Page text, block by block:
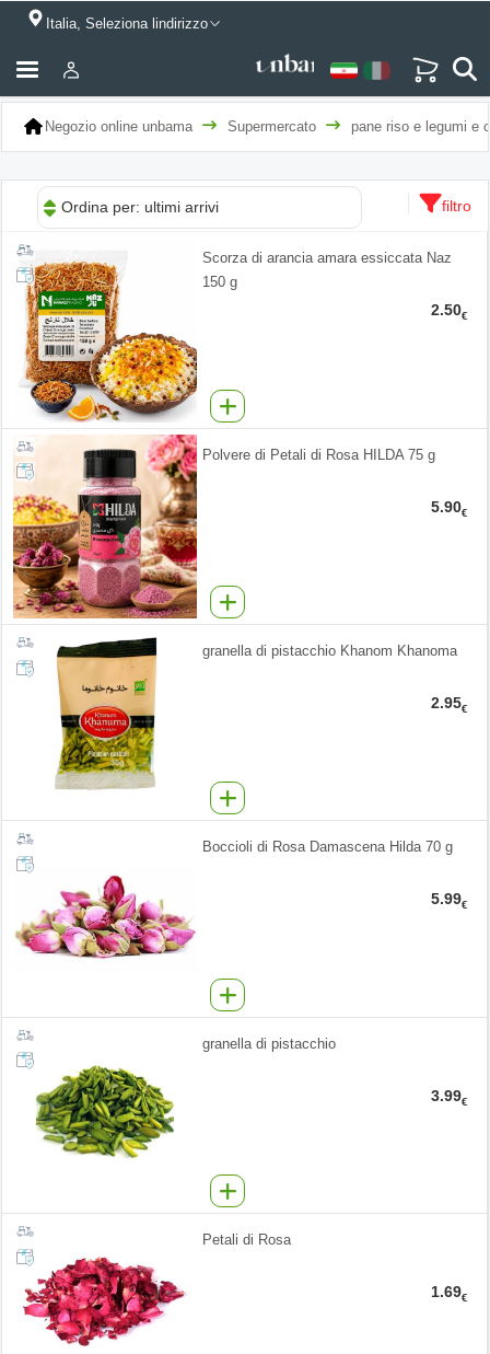
Italia, Seleziona lindirizzo
Negozio online unbama Supermercato pane riso e legumi e
Ordina per: ultimi arrivi filtro
Scorza di arancia amara essiccata Naz
150 g
2.50€
Polvere di Petali di Rosa HILDA 75 g
5.90€
granella di pistacchio Khanom Khanoma
2.95€
Boccioli di Rosa Damascena Hilda 70 g
5.99€
granella di pistacchio
3.99€
Petali di Rosa
1.69€